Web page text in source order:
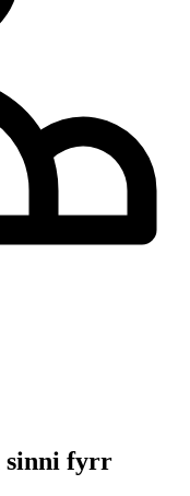
sinni fyrr